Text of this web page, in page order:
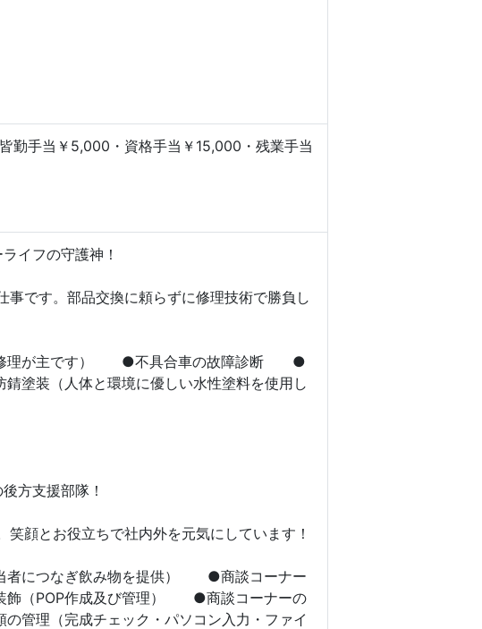
勤手当￥5,000・資格手当￥15,000・残業手当
イフの守護神！
です。部品交換に頼らずに修理技術で勝負し
修理が主です） ●不具合車の故障診断 ●
装（人体と環境に優しい水性塗料を使用し
方支援部隊！
顔とお役立ちで社内外を元気にしています！
者につなぎ飲み物を提供） ●商談コーナー
（POP作成及び管理） ●商談コーナーの
（完成チェック・パソコン入力・ファイ